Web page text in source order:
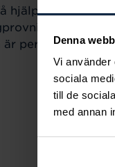
Denna
Vi använder
sociala
till de
med annan
hjälp att hitta
går vi
är perfekt för just